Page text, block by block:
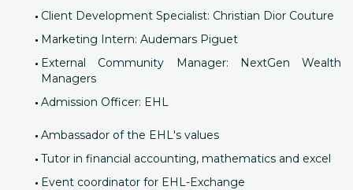
Client Development Specialist: Christian Dior Couture
Marketing Intern: Audemars Piguet
External Community Manager: NextGen Wealth
Managers
Admission Officer: EHL
Ambassador of the EHL's values
Tutor in financial accounting, mathematics and excel
Event coordinator for EHL-Exchange